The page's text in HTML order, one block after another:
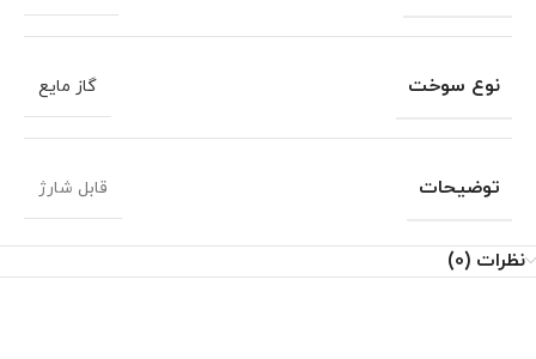
نوع سوخت گاز مایع
توضیحات قابل شارژ
نظرات (0)